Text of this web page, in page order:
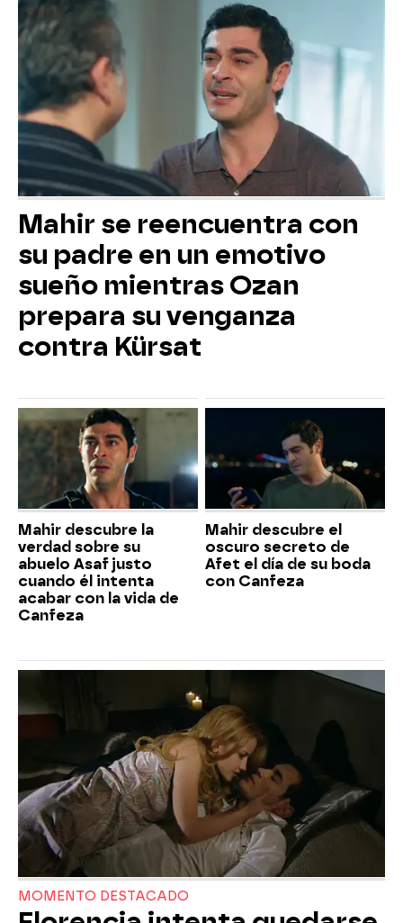
Mahir se reencuentra con
su padre en un emotivo
sueño mientras Ozan
prepara su venganza
contra Kürsat
Mahir descubre la
verdad sobre su
abuelo Asaf justo
cuando él intenta
acabar con la vida de
Canfeza
Mahir descubre el
oscuro secreto de
Afet el día de su boda
con Canfeza
MOMENTO DESTACADO